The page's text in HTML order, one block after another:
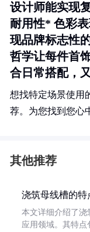
设计师能实现
耐用性* 色彩
现品牌标志性
哲学让每件首
合日常搭配，
想找特定场景使用
荐。为您找到您心
其他推荐
浇筑母线槽的特
本文详细介绍了浇
应用领域。其特点